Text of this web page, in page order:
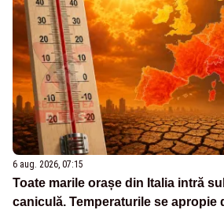
6 aug. 2026, 07:15
Toate marile orașe din Italia intră
caniculă. Temperaturile se apropie